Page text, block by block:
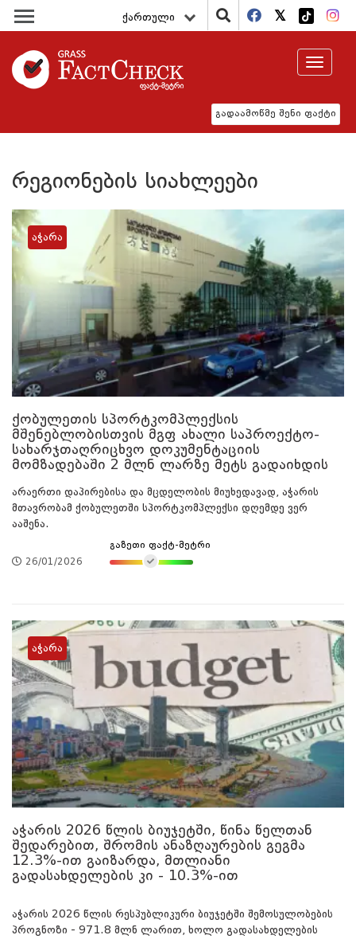
ქართული
გადაამოწმე შენი ფაქტი
Toggle
რეგიონების სიახლეები
ქობულეთის სპორტკომპლექსის
მშენებლობისთვის მგფ ახალი საპროექტო-
სახარჯთაღრიცხვო დოკუმენტაციის
მომზადებაში 2 მლნ ლარზე მეტს გადაიხდის
არაერთი დაპირებისა და მცდელობის მიუხედავად, აჭარის
მთავრობამ ქობულეთში სპორტკომპლექსი დღემდე ვერ
ააშენა.
26/01/2026
გაზეთი ფაქტ-მეტრი
აჭარა
აჭარის 2026 წლის ბიუჯეტში, წინა წელთან
შედარებით, შრომის ანაზღაურების გეგმა
12.3%-ით გაიზარდა, მთლიანი
გადასახდელების კი - 10.3%-ით
აჭარის 2026 წლის რესპუბლიკური ბიუჯეტში შემოსულობების
პროგნოზი - 971.8 მლნ ლარით, ხოლო გადასახდელების
აჭარა